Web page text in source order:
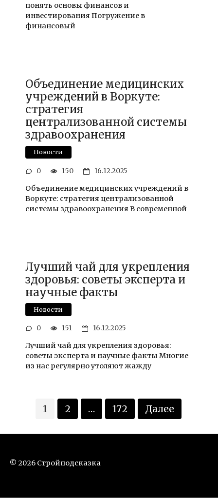
понять основы финансов и
инвестирования Погружение в
финансовый
Объединение медицинских
учреждений в Воркуте:
стратегия
централизованной системы
здравоохранения
Новости
0 150 16.12.2025
Объединение медицинских учреждений в
Воркуте: стратегия централизованной
системы здравоохранения В современной
Лучший чай для укрепления
здоровья: советы эксперта и
научные факты
Новости
0 151 16.12.2025
Лучший чай для укрепления здоровья:
советы эксперта и научные факты Многие
из нас регулярно утоляют жажду
Пагинация
1 2 … 172 Далее
© 2026 Стройподсказка